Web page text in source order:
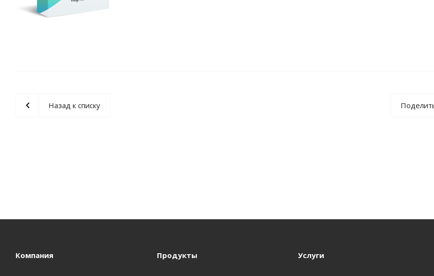
Назад к списку
Компания Продукты Услуги